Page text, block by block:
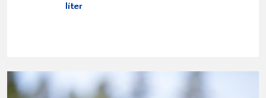
liter